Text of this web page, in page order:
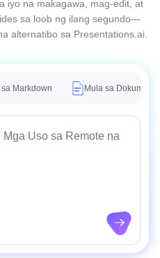
iyo na makagawa, mag-edit, at
sa loob ng ilang segundo—
alternatibo sa Presentations.ai.
sa Markdown Mula sa Dokumento